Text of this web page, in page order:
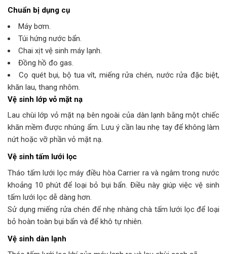
Chuẩn bị dụng cụ
Máy bơm.
Túi hứng nước bẩn.
Chai xịt vệ sinh máy lạnh.
Đồng hồ đo gas.
Cọ quét bụi, bộ tua vít, miếng rửa chén, nước rửa đặc biệt,
khăn lau, thang nhôm.
Vệ sinh lớp vỏ mặt nạ
Lau chùi lớp vỏ mặt nạ bên ngoài của dàn lạnh bằng một chiếc
khăn mềm được nhúng ẩm. Lưu ý cần lau nhẹ tay để không làm
nứt hoặc vỡ phần vỏ mặt nạ.
Vệ sinh tấm lưới lọc
Tháo tấm lưới lọc máy điều hòa Carrier ra và ngâm trong nước
khoảng 10 phút để loại bỏ bụi bẩn. Điều này giúp việc vệ sinh
tấm lưới lọc dễ dàng hơn.
Sử dụng miếng rửa chén để nhẹ nhàng chà tấm lưới lọc để loại
bỏ hoàn toàn bụi bẩn và để khô tự nhiên.
Vệ sinh dàn lạnh